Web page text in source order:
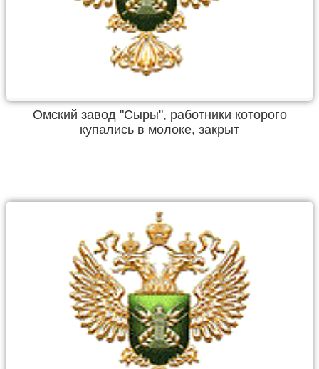
Омский завод "Сыры", работники которого
купались в молоке, закрыт